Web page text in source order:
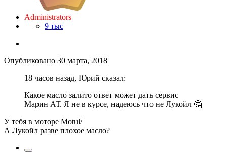
Administrators
9 тыс
Опубликовано 30 марта, 2018
18 часов назад, Юрий сказал:
Какое масло залито ответ может дать сервис
Марин АТ. Я не в курсе, надеюсь что не Лукойл 🤔
У тебя в моторе Motul/
А Лукойл разве плохое масло?